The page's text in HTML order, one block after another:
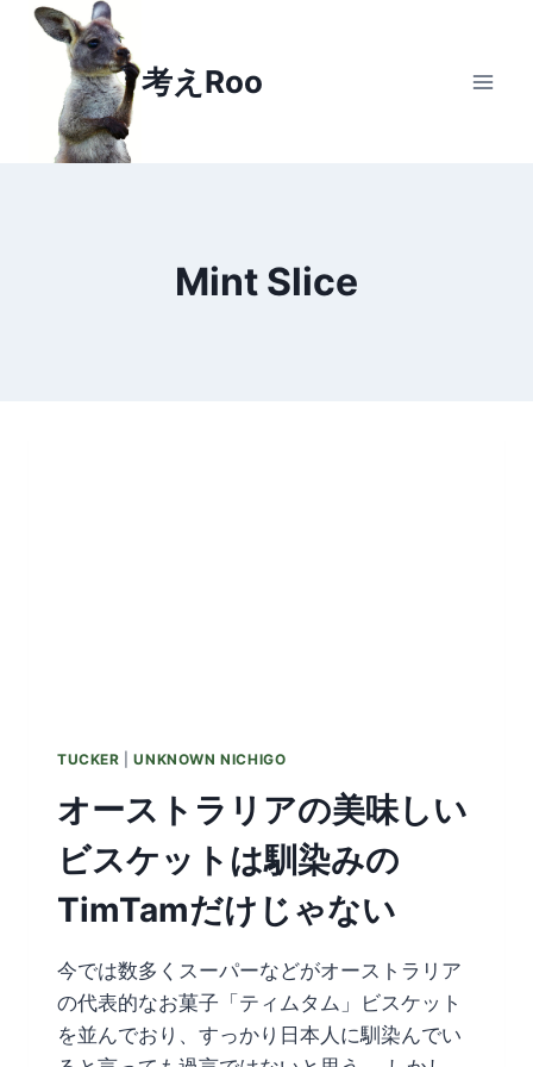
Skip
content
考えRoo
Mint Slice
TUCKER |UNKNOWN NICHIGO
オーストラリアの美味しい
ビスケットは馴染みの
TimTamだけじゃない
今では数多くスーパーなどがオーストラリア
の代表的なお菓子「ティムタム」ビスケット
を並んでおり、すっかり日本人に馴染んでい